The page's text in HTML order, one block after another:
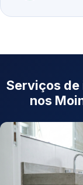
Serviços
nos